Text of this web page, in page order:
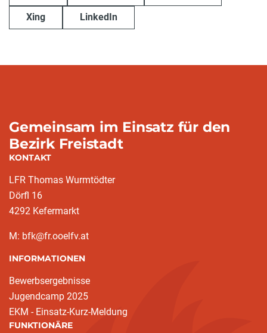
Xing LinkedIn
Gemeinsam im Einsatz für den
Bezirk Freistadt
KONTAKT
LFR Thomas Wurmtödter
Dörfl 16
4292 Kefermarkt
M: bfk@fr.ooelfv.at
INFORMATIONEN
Bewerbsergebnisse
Jugendcamp 2025
EKM - Einsatz-Kurz-Meldung
FUNKTIONÄRE